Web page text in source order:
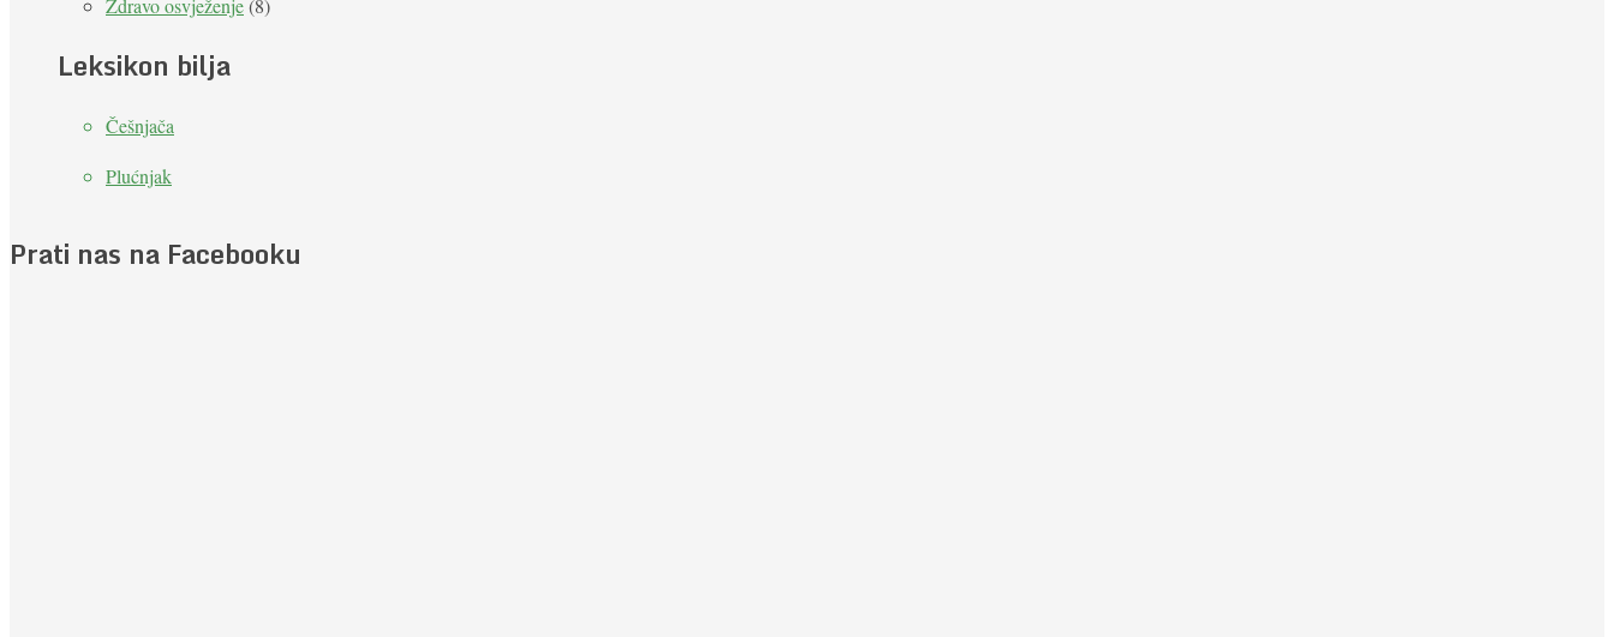
Zdravo osvježenje(8)
Leksikon bilja
Češnjača
Plućnjak
Prati nas na Facebooku